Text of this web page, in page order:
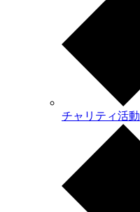
チャリティ活動